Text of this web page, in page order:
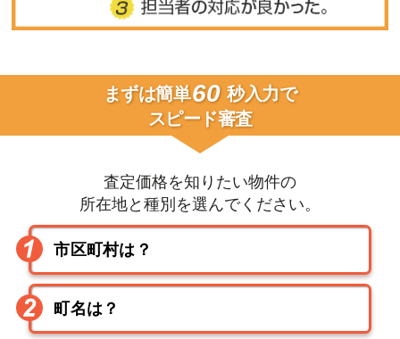
まずは簡単60 秒入力で
スピード審査
査定価格を知りたい物件の
所在地と種別を選んでください。